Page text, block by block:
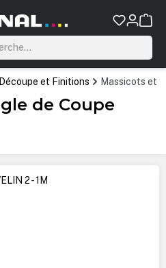
Découpe et Finitions Massicots et
de Coupe